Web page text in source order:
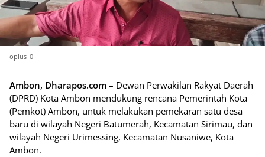
oplus_0
Ambon, Dharapos.com – Dewan Perwakilan Rakyat Daerah
(DPRD) Kota Ambon mendukung rencana Pemerintah Kota
(Pemkot) Ambon, untuk melakukan pemekaran satu desa
baru di wilayah Negeri Batumerah, Kecamatan Sirimau, dan
wilayah Negeri Urimessing, Kecamatan Nusaniwe, Kota
Ambon.